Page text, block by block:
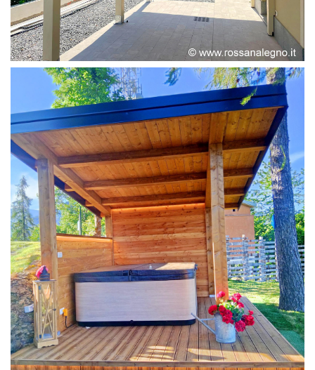
PERGOLA ADOSSATA